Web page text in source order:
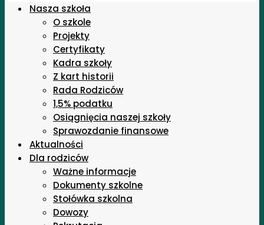
Nasza szkoła
O szkole
Projekty
Certyfikaty
Kadra szkoły
Z kart historii
Rada Rodziców
1,5% podatku
Osiągnięcia naszej szkoły
Sprawozdanie finansowe
Aktualności
Dla rodziców
Ważne informacje
Dokumenty szkolne
Stołówka szkolna
Dowozy